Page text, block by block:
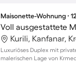
Maisonette-Wohnung ∙
Kurili, Kanfanar,
Luxuriöses Duplex mit
malerischen Lage von